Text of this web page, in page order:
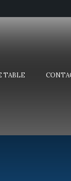
TABLE